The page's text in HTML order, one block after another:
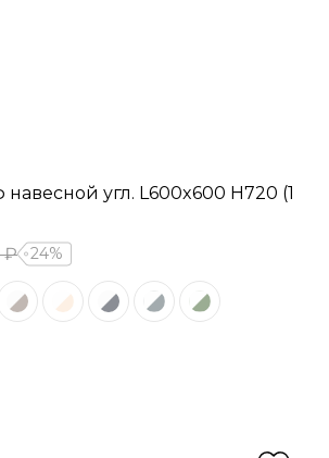
угл. L600x600 Н720 (1
₽ 24%